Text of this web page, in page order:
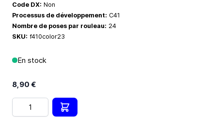
Code DX: Non
Processus de développement: C41
Nombre de poses par rouleau: 24
SKU: f410color23
En stock
8,90 €
Quantité